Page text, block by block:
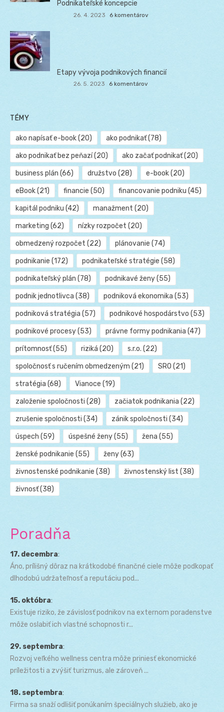
Podnikateľské koncepcie
26. 4. 2023 6 komentárov
Etapy vývoja podnikových financií
26. 5. 2023 6 komentárov
TÉMY
ako napísať e-book(20) ako podnikať(78)
ako podnikať bez peňazí(20) ako začať podnikať(20)
business plán (66) družstvo (28) e-book(20)
eBook(21) financie (50) financovanie podniku (45)
kapitál podniku (42) manažment (20)
marketing (62) nízky rozpočet (20)
obmedzený rozpočet (22) plánovanie (74)
podnikanie (172) podnikateľské stratégie (58)
podnikateľský plán (78) podnikavé ženy(55)
podnik jednotlivca (38) podniková ekonomika (53)
podniková stratégia (57) podnikové hospodárstvo (53)
podnikové procesy(53) právne formy podnikania (47)
prítomnosť(55) riziká (20) s.r.o. (22)
spoločnosť s ručením obmedzeným (21) SRO (21)
stratégia (68) Vianoce (19)
založenie spoločnosti (28) začiatok podnikania (22)
zrušenie spoločnosti (34) zánik spoločnosti (34)
úspech (59) úspešné ženy(55) žena (55)
ženské podnikanie (55) ženy(63)
živnostenské podnikanie (38) živnostenský list (38)
živnosť(38)
Poradňa
17. decembra:
Áno, prílišný dôraz na krátkodobé finančné ciele môže podkopať
dlhodobú udržateľnosť a reputáciu pod...
15. októbra:
Existuje riziko, že závislosť podnikov na externom poradenstve
môže oslabiť ich vlastné schopnosti r...
29. septembra:
Rozvoj veľkého wellness centra môže priniesť ekonomické
príležitosti a zvýšiť turizmus, ale zároveň ...
18. septembra:
Firma sa snaží odlišiť ponúkaním špeciálnych služieb, ako je